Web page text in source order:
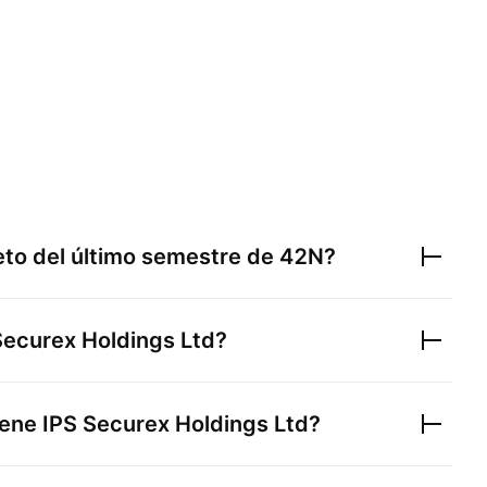
del último semestre de 42N?
Holdings Ltd?
IPS Securex Holdings Ltd?